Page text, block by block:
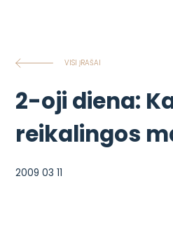
VISI ĮRAŠAI
2-oji diena:
reikalingos
2009 03 11